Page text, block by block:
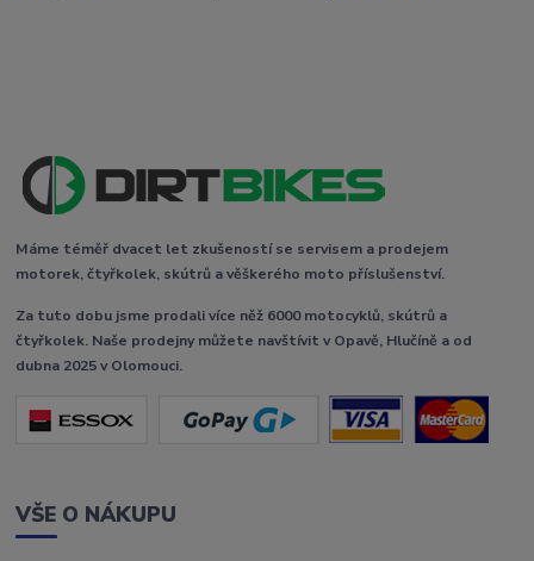
Máme téměř dvacet let zkušeností se servisem a prodejem
motorek, čtyřkolek, skútrů a věškerého moto příslušenství.
Za tuto dobu jsme prodali více něž 6000 motocyklů, skútrů a
čtyřkolek. Naše prodejny můžete navštívit v Opavě, Hlučíně a od
dubna 2025 v Olomouci.
VŠE O NÁKUPU